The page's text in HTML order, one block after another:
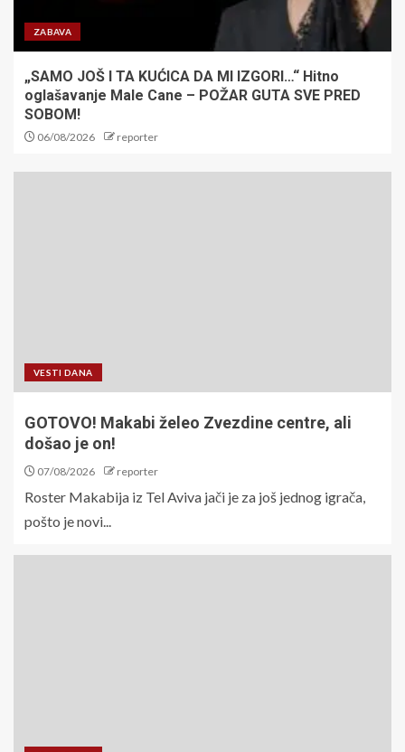
ZABAVA
„SAMO JOŠ I TA KUĆICA DA MI IZGORI…“ Hitno
oglašavanje Male Cane – POŽAR GUTA SVE PRED
SOBOM!
06/08/2026 reporter
VESTI DANA
GOTOVO! Makabi želeo Zvezdine centre, ali
došao je on!
07/08/2026 reporter
Roster Makabija iz Tel Aviva jači je za još jednog igrača,
pošto je novi...